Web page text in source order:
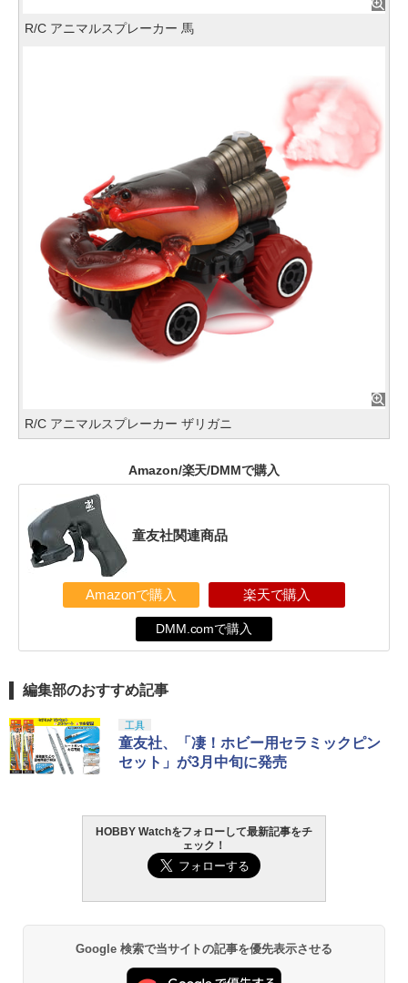
R/C アニマルスプレーカー 馬
R/C アニマルスプレーカー ザリガニ
Amazon/楽天/DMMで購入
童友社関連商品
Amazonで購入 楽天で購入
DMM.comで購入
編集部のおすすめ記事
工具
童友社、「凄！ホビー用セラミックピン
セット」が3月中旬に発売
HOBBY Watchをフォローして最新記事をチ
ェック！
Google 検索で当サイトの記事を優先表示させる